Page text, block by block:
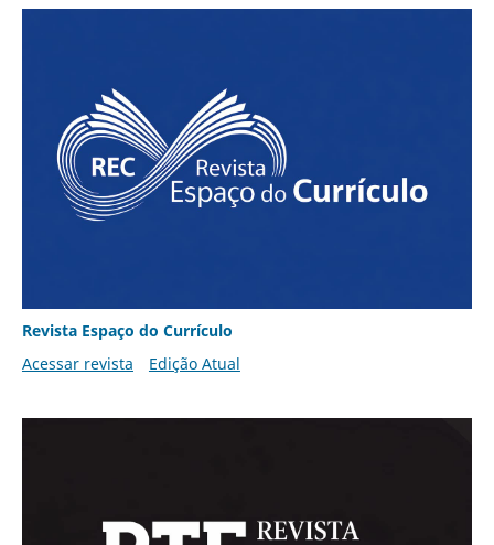
Revista Espaço do Currículo
Acessar revista
Edição Atual